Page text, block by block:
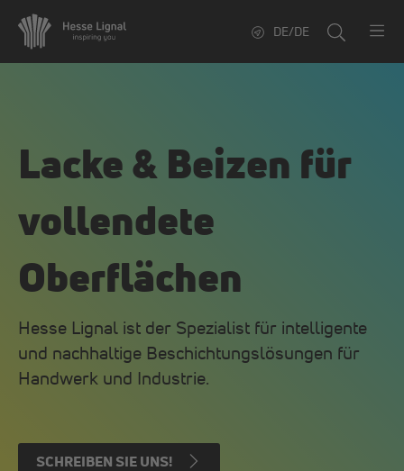
DE/DE
Lacke & Beizen für
vollendete
Oberflächen
Hesse Lignal ist der Spezialist für intelligente
und nachhaltige Beschichtungslösungen für
Handwerk und Industrie.
SCHREIBEN SIE UNS!